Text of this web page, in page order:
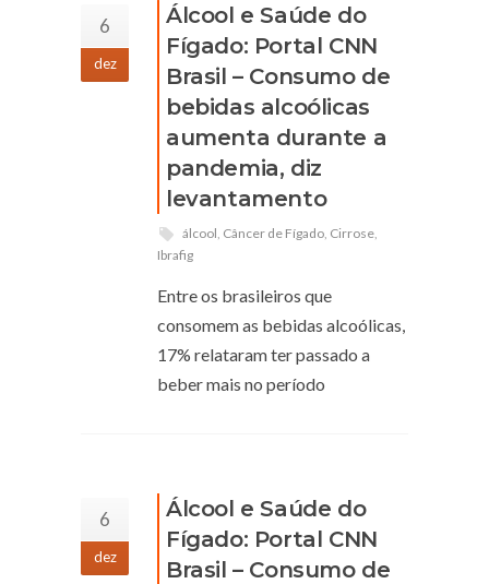
6
dez
Álcool e Saúde do
Fígado: Portal CNN
Brasil – Consumo de
bebidas alcoólicas
aumenta durante a
pandemia, diz
levantamento
álcool, Câncer de Fígado, Cirrose,
Ibrafig
Entre os brasileiros que
consomem as bebidas alcoólicas,
17% relataram ter passado a
beber mais no período
6
dez
Álcool e Saúde do
Fígado: Portal CNN
Brasil – Consumo de